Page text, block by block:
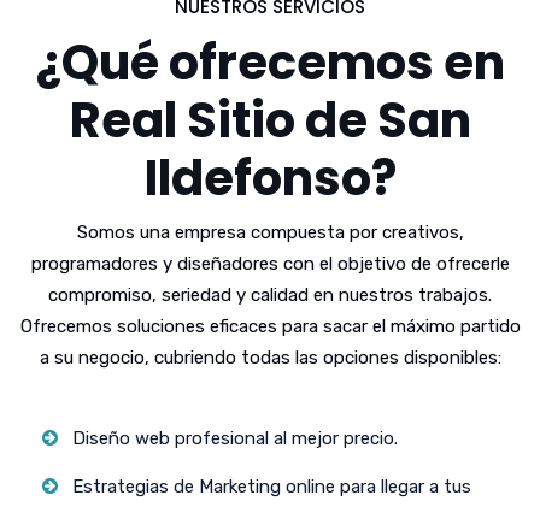
NUESTROS SERVICIOS
¿Qué ofrecemos en
Real Sitio de San
Ildefonso?
Somos una empresa compuesta por creativos,
programadores y diseñadores con el objetivo de ofrecerle
compromiso, seriedad y calidad en nuestros trabajos.
Ofrecemos soluciones eficaces para sacar el máximo partido
a su negocio, cubriendo todas las opciones disponibles:
Diseño web profesional al mejor precio.
Estrategias de Marketing online para llegar a tus